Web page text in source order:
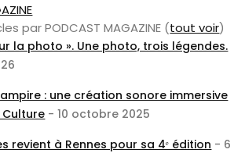
par PODCAST MAGAZINE (tout voir)
la photo ». Une photo, trois légendes.
: une création sonore immersive
Culture - 10 octobre 2025
revient à Rennes pour sa 4ᵉ édition - 6